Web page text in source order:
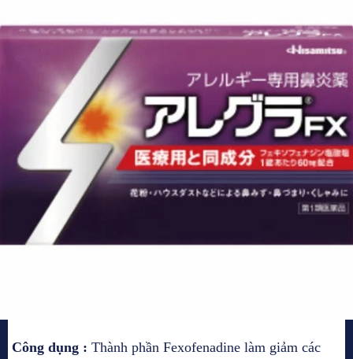
Công dụng : Thành phần Fexofenadine làm giảm các